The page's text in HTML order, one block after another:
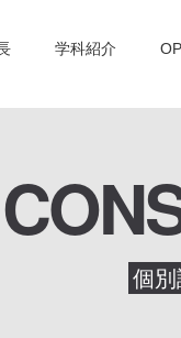
学科紹介
個